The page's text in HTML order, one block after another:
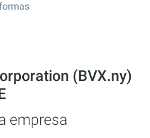
(BVX.ny)
empresa